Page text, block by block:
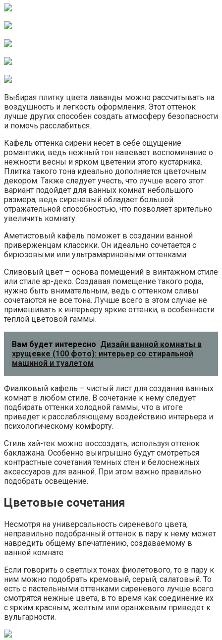
Выбирая плитку цвета лаванды можно рассчитывать на
воздушность и легкость оформления. Этот оттенок
лучше других способен создать атмосферу безопасности
и помочь расслабиться.
Кафель оттенка сирени несет в себе ощущение
романтики, ведь нежный тон навевает воспоминание о
нежности весны и ярком цветении этого кустарника.
Плитка такого тона идеально дополняется цветочным
декором. Также следует учесть, что лучше всего этот
вариант подойдет для ванных комнат небольшого
размера, ведь сиреневый обладает большой
отражательной способностью, что позволяет зрительно
увеличить комнату.
Аметистовый кафель поможет в создании ванной
приверженцам классики. Он идеально сочетается с
бирюзовыми или ультрамариновыми оттенками.
Сливовый цвет – основа помещений в винтажном стиле
или стиле ар-деко. Создавая помещение такого рода,
нужно быть внимательным, ведь с оттенком сливы
сочетаются не все тона. Лучше всего в этом случае не
примешивать к интерьеру яркие оттенки, в особенности
теплой цветовой гаммы.
Вам будет интересно Дизайн ванной комнаты в
хрущевке (100 фото): интерьер со стиральной
машиной и туалетом
Фиалковый кафель – чистый лист для создания ванных
комнат в любом стиле. В сочетание к нему следует
подбирать оттенки холодной гаммы, что в итоге
приведет к расслабляющему воздействию интерьера и
психологическому комфорту.
Стиль хай-тек можно воссоздать, используя оттенок
баклажана. Особенно выигрышно будут смотреться
контрастные сочетания темных стен и белоснежных
аксессуаров для ванной. При этом важно правильно
подобрать освещение.
Цветовые сочетания
Несмотря на универсальность сиреневого цвета,
неправильно подобранный оттенок в пару к нему может
навредить общему впечатлению, создаваемому в
ванной комнате.
Если говорить о светлых тонах фиолетового, то в пару к
ним можно подобрать кремовый, серый, салатовый. То
есть с пастельными оттенками сиреневого лучше всего
смотрятся нежные цвета, в то время как соединение их
с ярким красным, желтым или оранжевым приведет к
вульгарности.